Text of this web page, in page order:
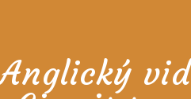
Anglický